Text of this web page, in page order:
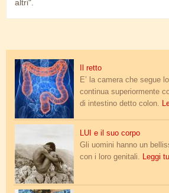
altri".
intestino.jpg
Il retto
E’ la camera che segue
continua superiormente
di intestino detto colon.
Gloeden_Wilhem_von_Caino.jpg
LUI e il suo corpo
Gli uomini hanno un
con i loro genitali. Leggi